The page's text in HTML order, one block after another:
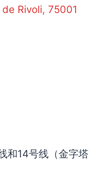
de Rivoli, 75001
和14号线（金字塔